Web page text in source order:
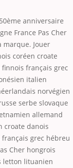
anniversaire
France Pas Cher
Jouer
coréen croate
français grec
italien
norvégien
serbe slovaque
allemand
croate danois
grec hébreu
Cher hongrois
letton lituanien